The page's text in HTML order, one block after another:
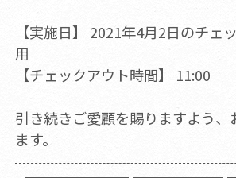
【実施日】 2021年4月2日のチェ
用
【チェックアウト時間】 11:00
引き続きご愛顧を賜りますよう、
ます。